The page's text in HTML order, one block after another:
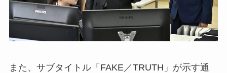
また、サブタイトル「FAKE／TRUTH」が示す通